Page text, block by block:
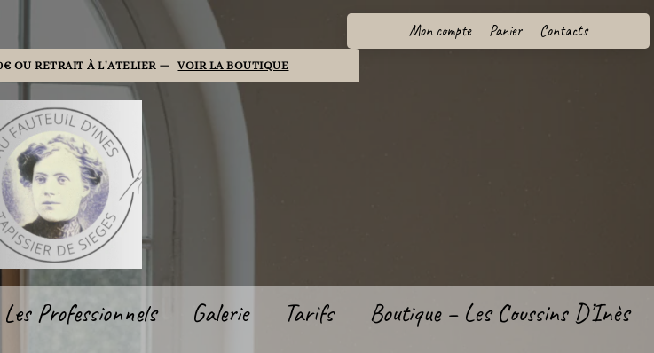
Mon compte Panier Contacts
OU RETRAIT À L'ATELIER — VOIR LA BOUTIQUE
Professionnels Galerie Tarifs
Boutique – Les Coussins D’Inès